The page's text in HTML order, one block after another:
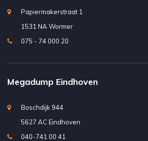
Papiermakerstraat 1
1531 NA Wormer
075 - 74 000 20
Megadump Eindhoven
Boschdijk 944
5627 AC Eindhoven
040-741 00 41